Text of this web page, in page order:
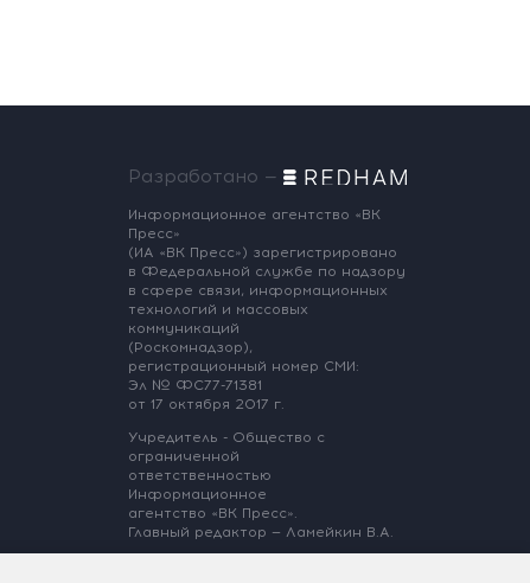
Разработано —
Информационное агентство «ВК
Пресс»
(ИА «ВК Пресс») зарегистрировано
в Федеральной службе по надзору
в сфере связи, информационных
технологий и массовых
коммуникаций
(Роскомнадзор),
регистрационный номер СМИ:
Эл № ФС77-71381
от 17 октября 2017 г.
Учредитель - Общество с
ограниченной
ответственностью
Информационное
агентство «ВК Пресс».
Главный редактор — Ламейкин В.А.